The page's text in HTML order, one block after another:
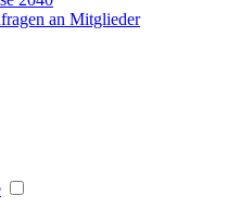
an Mitglieder